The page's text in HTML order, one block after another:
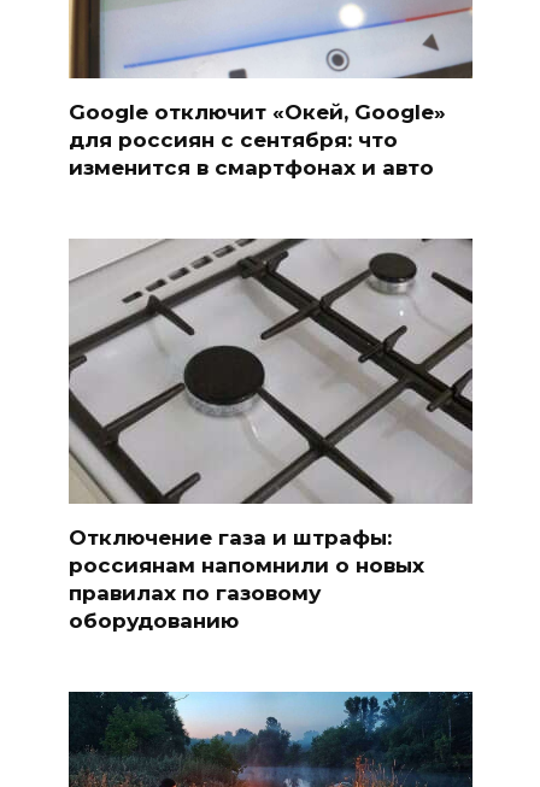
Google отключит «Окей, Google»
для россиян с сентября: что
изменится в смартфонах и авто
Отключение газа и штрафы:
россиянам напомнили о новых
правилах по газовому
оборудованию